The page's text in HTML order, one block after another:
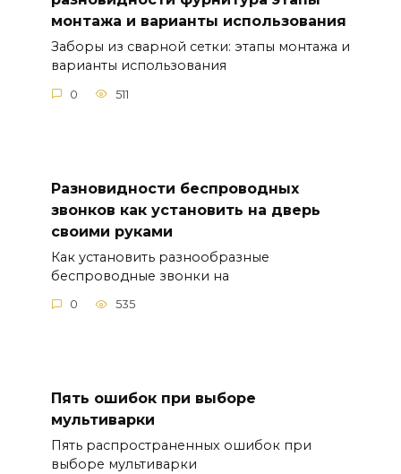
монтажа и варианты использования
Заборы из сварной сетки: этапы монтажа и
варианты использования
0 511
Разновидности беспроводных
звонков как установить на дверь
своими руками
Как установить разнообразные
беспроводные звонки на
0 535
Пять ошибок при выборе
мультиварки
Пять распространенных ошибок при
выборе мультиварки